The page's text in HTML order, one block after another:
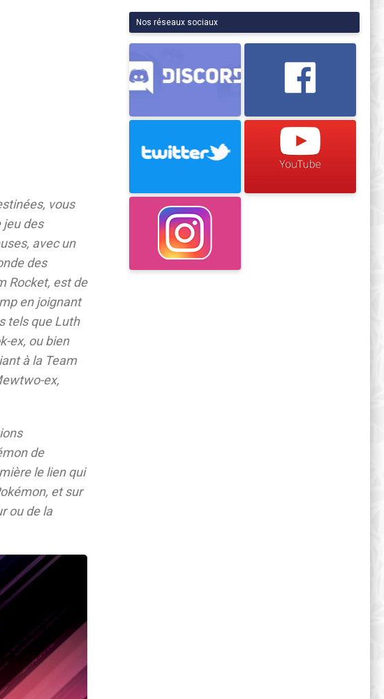
, vous
jeu des
avec un
des
Rocket, est de
en joignant
tels que Luth
ex, ou bien
à la Team
ex,
de
le lien qui
et sur
ou de la
Nos réseaux sociaux